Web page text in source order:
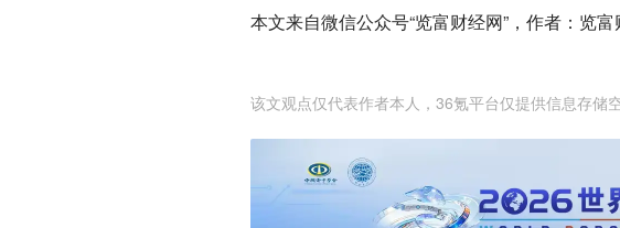
本文来自微信公众号“览富财经网”，作者：览富
该文观点仅代表作者本人，36氪平台仅提供信息存储空